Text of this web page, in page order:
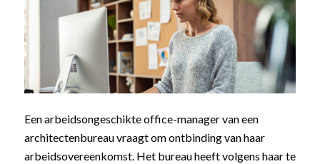
Een arbeidsongeschikte office-manager van een
architectenbureau vraagt om ontbinding van haar
arbeidsovereenkomst. Het bureau heeft volgens haar te